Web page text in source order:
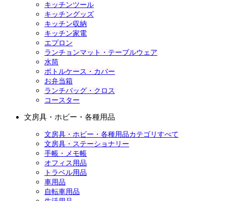
キッチンツール
キッチングッズ
キッチン収納
キッチン家電
エプロン
ランチョンマット・テーブルウェア
水筒
ボトルケース・カバー
お弁当箱
ランチバッグ・クロス
コースター
文房具・ホビー・各種用品
文房具・ホビー・各種用品カテゴリすべて
文房具・ステーショナリー
手帳・メモ帳
オフィス用品
トラベル用品
車用品
自転車用品